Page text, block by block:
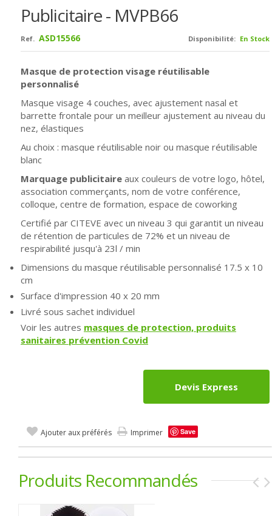
Publicitaire - MVPB66
Disponibilité: En Stock
Ref. ASD15566
Masque de protection visage réutilisable
personnalisé
Masque visage 4 couches, avec ajustement nasal et
barrette frontale pour un meilleur ajustement au niveau du
nez, élastiques
Au choix : masque réutilisable noir ou masque réutilisable
blanc
Marquage publicitaire aux couleurs de votre logo, hôtel,
association commerçants, nom de votre conférence,
colloque, centre de formation, espace de coworking
Certifié par CITEVE avec un niveau 3 qui garantit un niveau
de rétention de particules de 72% et un niveau de
respirabilité jusqu'à 23l / min
Dimensions du masque réutilisable personnalisé 17.5 x 10
cm
Surface d'impression 40 x 20 mm
Livré sous sachet individuel
Voir les autres masques de protection, produits
sanitaires prévention Covid
Devis Express
Ajouter aux préférés Imprimer Save
Produits Recommandés